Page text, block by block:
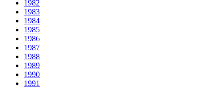
1982
1983
1984
1985
1986
1987
1988
1989
1990
1991